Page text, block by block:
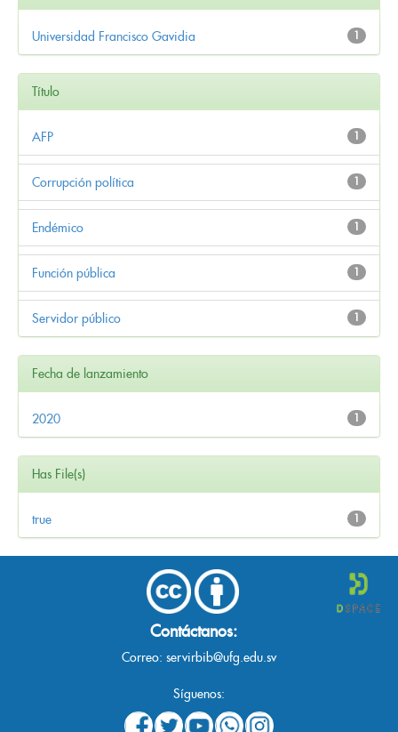
1
Universidad Francisco Gavidia
Título
1
AFP
1
Corrupción política
1
Endémico
1
Función pública
1
Servidor público
Fecha de lanzamiento
1
2020
Has File(s)
1
true
Contáctanos:
Correo: servirbib@ufg.edu.sv
Síguenos: